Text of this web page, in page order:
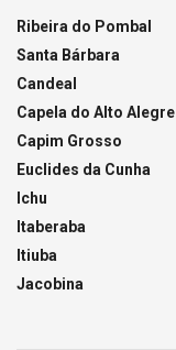
Ribeira do Pombal
Santa Bárbara
Candeal
Capela do Alto Alegre
Capim Grosso
Euclides da Cunha
Ichu
Itaberaba
Itiuba
Jacobina